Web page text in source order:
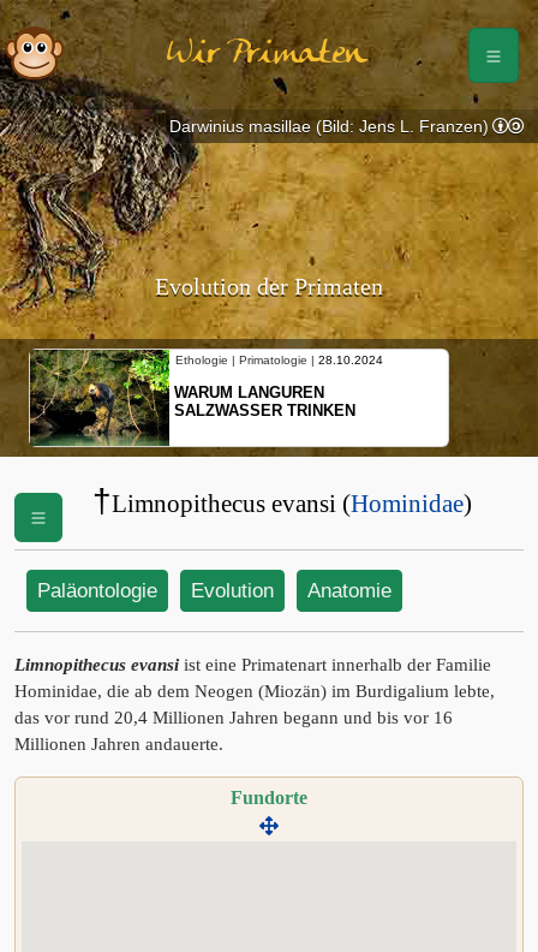
Wir Primaten
Evolution der Primaten
Ethologie | Primatologie | 28.10.2024
WARUM LANGUREN
SALZWASSER TRINKEN
Darwinius masillae (Bild: Jens L. Franzen)
†Limnopithecus evansi (Hominidae)
Paläontologie Evolution Anatomie
Limnopithecus evansi ist eine Primatenart innerhalb der Familie
Hominidae, die ab dem Neogen (Miozän) im Burdigalium lebte,
das vor rund 20,4 Millionen Jahren begann und bis vor 16
Millionen Jahren andauerte.
Fundorte